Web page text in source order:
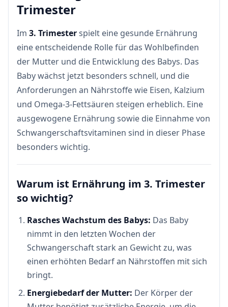
Trimester
Im 3. Trimesterspielt eine gesunde Ernährung
eine entscheidende Rolle für das Wohlbefinden
der Mutter und die Entwicklung des Babys. Das
Baby wächst jetzt besonders schnell, und die
Anforderungen an Nährstoffe wie Eisen, Kalzium
und Omega-3-Fettsäuren steigen erheblich. Eine
ausgewogene Ernährung sowie die Einnahme von
Schwangerschaftsvitaminen sind in dieser Phase
besonders wichtig.
Warum ist Ernährung im 3. Trimester
so wichtig?
Rasches Wachstum des Babys: Das Baby
nimmt in den letzten Wochen der
Schwangerschaft stark an Gewicht zu, was
einen erhöhten Bedarf an Nährstoffen mit sich
bringt.
Energiebedarf der Mutter: Der Körper der